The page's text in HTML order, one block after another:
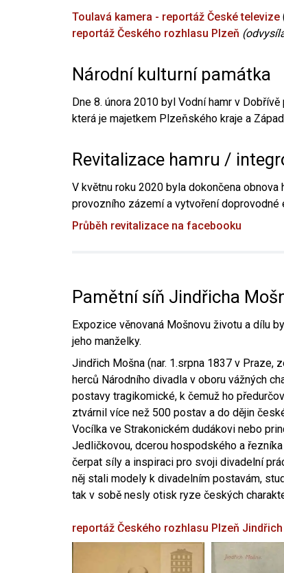
Toulavá kamera - reportáž České televize
reportáž Českého rozhlasu Plzeň
Národní kulturní památka
Dne 8. února 2010 byl Vodní hamr v
která je majetkem Plzeňského kraje a
Revitalizace hamru /
V květnu roku 2020 byla dokončena
provozního zázemí a vytvoření
Průběh revitalizace na facebooku
Pamětní síň Jindřicha
Expozice věnovaná Mošnovu životu a dílu
jeho manželky.
Jindřich Mošna (nar. 1.srpna 1837 v Praze,
herců Národního divadla v oboru vážných
postavy tragikomické, k čemuž ho
ztvárnil více než 500 postav a do dějin
Vocílka ve Strakonickém dudákovi nebo
Jedličkovou, dcerou hospodského a
čerpat síly a inspiraci pro svoji divadelní
něj stali modely k divadelním postavám,
tak v sobě nesly otisk ryze českých
reportáž Českého rozhlasu Plzeň